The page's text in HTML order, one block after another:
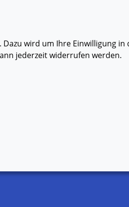
wird um Ihre Einwilligung in
jederzeit widerrufen werden.